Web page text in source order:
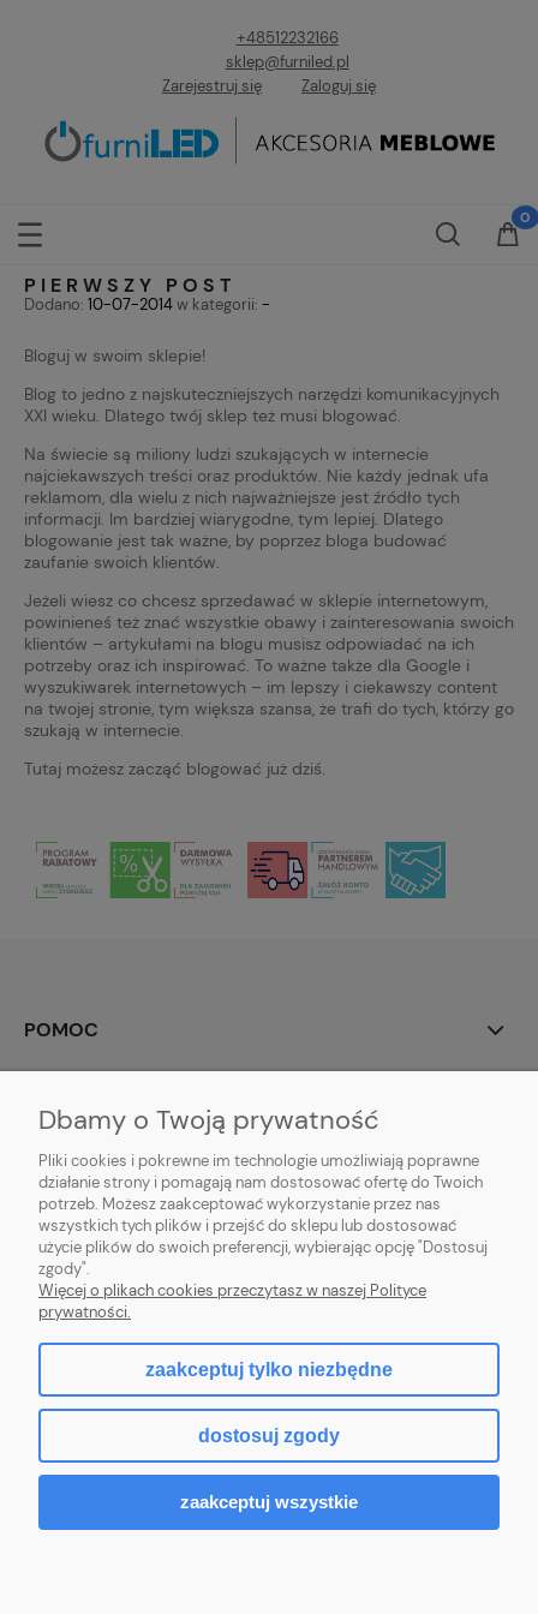
+48512232166
sklep@furniled.pl
Zarejestruj się
Zaloguj się
PIERWSZY POST
Dodano: 10-07-2014w kategorii: -
Bloguj w swoim sklepie!
Blog to jedno z najskuteczniejszych narzędzi komunikacyjnych
XXI wieku. Dlatego twój sklep też musi blogować.
Na świecie są miliony ludzi szukających w internecie
najciekawszych treści oraz produktów. Nie każdy jednak ufa
reklamom, dla wielu z nich najważniejsze jest źródło tych
informacji. Im bardziej wiarygodne, tym lepiej. Dlatego
blogowanie jest tak ważne, by poprzez bloga budować
zaufanie swoich klientów.
Jeżeli wiesz co chcesz sprzedawać w sklepie internetowym,
powinieneś też znać wszystkie obawy i zainteresowania swoich
klientów – artykułami na blogu musisz odpowiadać na ich
potrzeby oraz ich inspirować. To ważne także dla Google i
wyszukiwarek internetowych – im lepszy i ciekawszy content
na twojej stronie, tym większa szansa, że trafi do tych, którzy go
szukają w internecie.
Tutaj możesz zacząć blogować już dziś.
POMOC
INFORMACJE
O NAS
pokaż pełną wersję strony
Sklep internetowy Shoper.pl
Dbamy o Twoją prywatność
Pliki cookies i pokrewne im technologie umożliwiają poprawne
działanie strony i pomagają nam dostosować ofertę do Twoich
potrzeb. Możesz zaakceptować wykorzystanie przez nas
wszystkich tych plików i przejść do sklepu lub dostosować
użycie plików do swoich preferencji, wybierając opcję "Dostosuj
zgody".
Więcej o plikach cookies przeczytasz w naszej Polityce
prywatności.
zaakceptuj tylko niezbędne
dostosuj zgody
zaakceptuj wszystkie